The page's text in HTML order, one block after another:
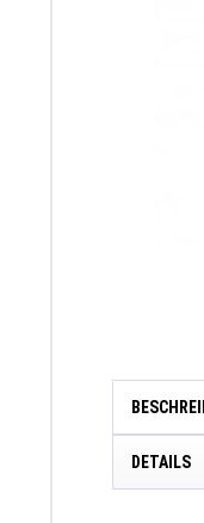
DETAILS